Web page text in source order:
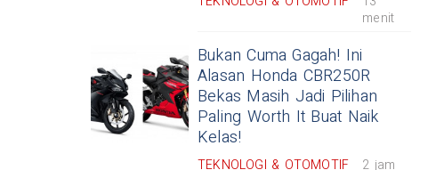
menit
Bukan Cuma Gagah! Ini
Alasan Honda CBR250R
Bekas Masih Jadi Pilihan
Paling Worth It Buat Naik
Kelas!
TEKNOLOGI & OTOMOTIF 2 jam